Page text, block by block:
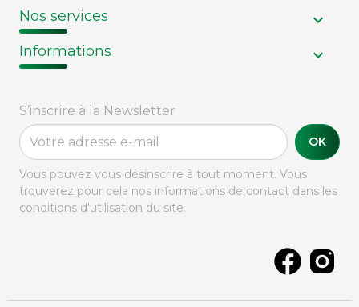
Nos services
Informations
S’inscrire à la Newsletter
OK
Vous pouvez vous désinscrire à tout moment. Vous
trouverez pour cela nos informations de contact dans les
conditions d'utilisation du site.